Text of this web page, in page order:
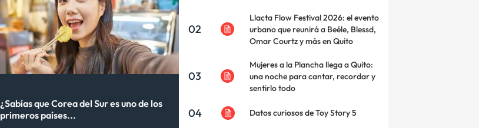
¿Sabías que Corea del Sur es uno de los
primeros países...
02
Llacta Flow Festival 2026: el evento
urbano que reunirá a Beéle, Blessd,
Omar Courtz y más en Quito
03
Mujeres a la Plancha llega a Quito:
una noche para cantar, recordar y
sentirlo todo
04 Datos curiosos de Toy Story 5